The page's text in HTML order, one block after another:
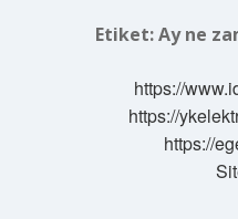
Etiket:Ay ne
https://
https://
https://